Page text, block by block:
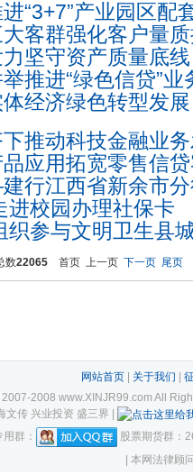
“3+7”产业园区配
客群强化客户量
坚守资产质量底线
推进“绿色信贷”业
经济绿色转型发展
推动科技金融业
应用拓宽零售信
行江西省新余市分
进校园办理社保卡
织参与文明卫生县
数22065 首页 上一页 下一页 尾页
网站首页| 关于我们
2008 www.XINJR99.com All
传 兴业投资 盛三界 |
群：
股票期货群：
| 本网法律顾